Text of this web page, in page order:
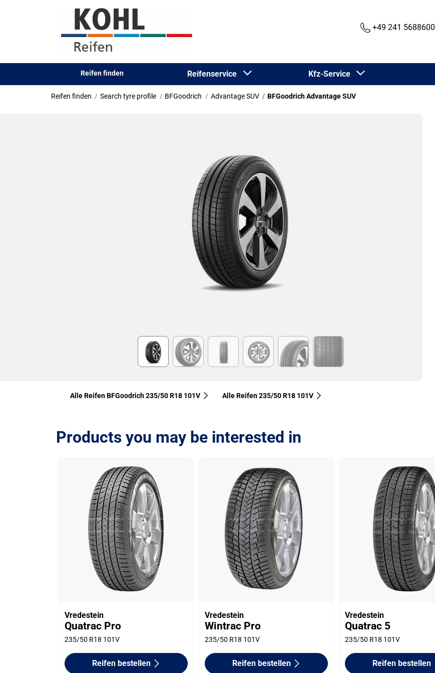
+49 241 5688600
Reifen finden Reifenservice Kfz-Service
Reifen finden Search tyre profile BFGoodrich Advantage SUV BFGoodrich Advantage SUV
Alle Reifen BFGoodrich 235/50 R18 101V Alle Reifen‎ 235/50 R18 101V
Products you may be interested in
Vredestein
Quatrac Pro
235/50 R18 101V
Reifen bestellen
Vredestein
Wintrac Pro
235/50 R18 101V
Reifen bestellen
Vredestein
Quatrac 5
235/50 R18 101V
Reifen bestellen